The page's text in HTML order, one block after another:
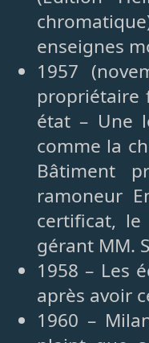
enseignes
1957
propriétaire
état – Une
comme la
Bâtiment
ramoneur
certificat,
gérant MM.
1958 – Les
après avoir
1960 –